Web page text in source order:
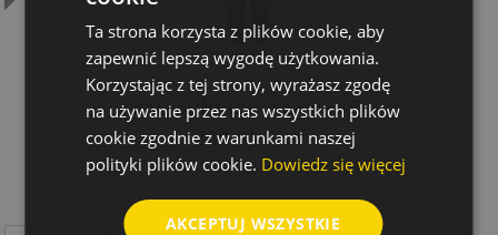
KALESONY DUO ACTIVE KID
209,00 PLN
Ta strona korzysta z plików cookie, aby
zapewnić lepszą wygodę użytkowania.
Korzystając z tej strony, wyrażasz zgodę
na używanie przez nas wszystkich plików
cookie zgodnie z warunkami naszej
polityki plików cookie. Dowiedz się więcej
AKCEPTUJ WSZYSTKIE